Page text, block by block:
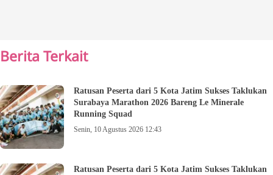
Berita Terkait
Ratusan Peserta dari 5 Kota Jatim Sukses Taklukan
Surabaya Marathon 2026 Bareng Le Minerale
Running Squad
Senin, 10 Agustus 2026 12:43
Ratusan Peserta dari 5 Kota Jatim Sukses Taklukan